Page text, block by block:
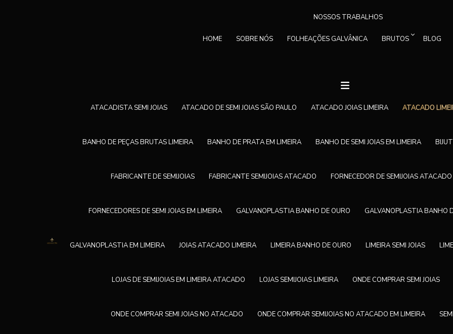
HOME SOBRE NÓS
NOSSOS TRABALHOS
FOLHEAÇÕES GALVÂNICA BRUTOS BLOG
ATACADISTA SEMI JOIAS ATACADO DE SEMI JOIAS SÃO PAULO ATACADO JOIAS LIMEIRA ATACADO
BANHO DE PEÇAS BRUTAS LIMEIRA BANHO DE PRATA EM LIMEIRA BANHO DE SEMI JOIAS EM LIMEIRA
FABRICANTE DE SEMIJOIAS FABRICANTE SEMIJOIAS ATACADO FORNECEDOR DE SEMIJOIAS ATACADO
FORNECEDORES DE SEMI JOIAS EM LIMEIRA GALVANOPLASTIA BANHO DE OURO GALVANOPLASTIA BANHO
GALVANOPLASTIA EM LIMEIRA JOIAS ATACADO LIMEIRA LIMEIRA BANHO DE OURO LIMEIRA SEMI JOIAS
LOJAS DE SEMIJOIAS EM LIMEIRA ATACADO LOJAS SEMIJOIAS LIMEIRA ONDE COMPRAR SEMI JOIAS
ONDE COMPRAR SEMI JOIAS NO ATACADO ONDE COMPRAR SEMIJOIAS NO ATACADO EM LIMEIRA